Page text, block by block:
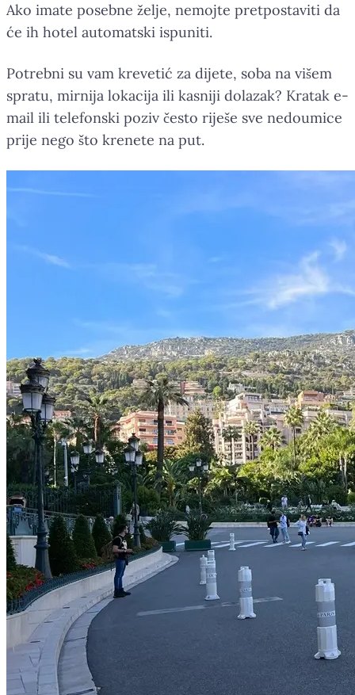
Ako imate posebne želje, nemojte pretpostaviti da
će ih hotel automatski ispuniti.
Potrebni su vam krevetić za dijete, soba na višem
spratu, mirnija lokacija ili kasniji dolazak? Kratak e-
mail ili telefonski poziv često riješe sve nedoumice
prije nego što krenete na put.